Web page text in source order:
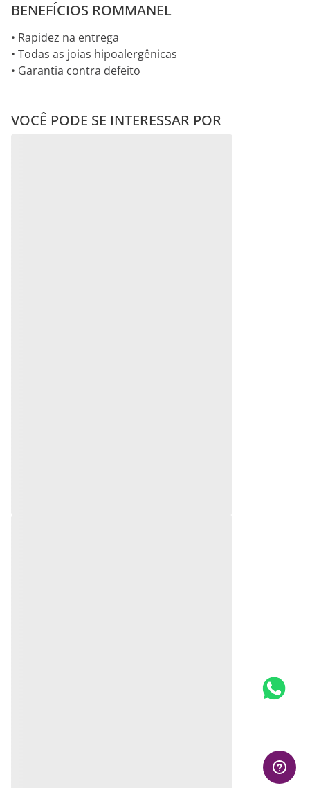
BENEFÍCIOS ROMMANEL
• Rapidez na entrega
• Todas as joias hipoalergênicas
• Garantia contra defeito
VOCÊ PODE SE INTERESSAR POR